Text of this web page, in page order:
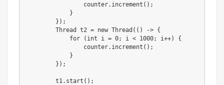
                counter.increment();
            }
        });
        Thread t2 = new Thread(() -> {
            for (int i = 0; i < 1000; i++) {
                counter.increment();
            }
        });
        t1.start();